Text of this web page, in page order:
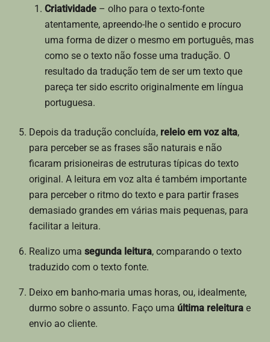
Criatividade– olho para o texto-fonte
atentamente, apreendo-lhe o sentido e procuro
uma forma de dizer o mesmo em português, mas
como se o texto não fosse uma tradução. O
resultado da tradução tem de ser um texto que
pareça ter sido escrito originalmente em língua
portuguesa.
Depois da tradução concluída, releio em voz alta,
para perceber se as frases são naturais e não
ficaram prisioneiras de estruturas típicas do texto
original. A leitura em voz alta é também importante
para perceber o ritmo do texto e para partir frases
demasiado grandes em várias mais pequenas, para
facilitar a leitura.
Realizo uma segunda leitura, comparando o texto
traduzido com o texto fonte.
Deixo em banho-maria umas horas, ou, idealmente,
durmo sobre o assunto. Faço uma última releitura e
envio ao cliente.